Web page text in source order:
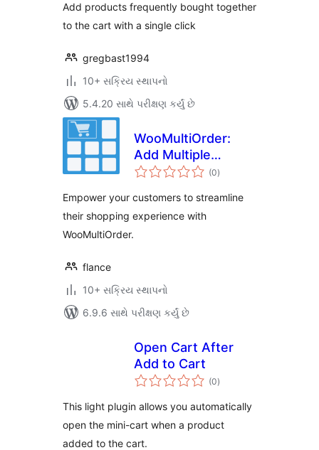
Add products frequently bought together
to the cart with a single click
gregbast1994
10+ સક્રિય સ્થાપનો
5.4.20 સાથે પરીક્ષણ કર્યું છે
WooMultiOrder:
Add Multiple
Products to Cart
(0કુલ
રેટિંગ્સ
)
Empower your customers to streamline
their shopping experience with
WooMultiOrder.
flance
10+ સક્રિય સ્થાપનો
6.9.6 સાથે પરીક્ષણ કર્યું છે
Open Cart After
Add to Cart
(0કુલ
રેટિંગ્સ
)
This light plugin allows you automatically
open the mini-cart when a product
added to the cart.